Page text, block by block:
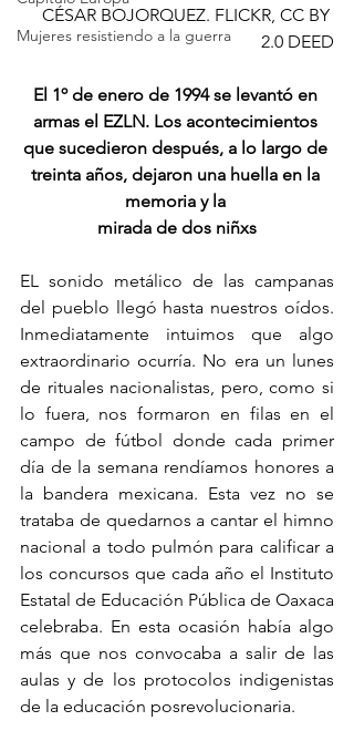
Mujeres resistiendo a la guerra
CÉSAR BOJORQUEZ. FLICKR, CC BY
2.0 DEED
El 1º de enero de 1994 se levantó en
armas el EZLN. Los acontecimientos
que sucedieron después, a lo largo de
treinta años, dejaron una huella en la
memoria y la
mirada de dos niñxs
EL sonido metálico de las campanas
del pueblo llegó hasta nuestros oídos.
Inmediatamente intuimos que algo
extraordinario ocurría. No era un lunes
de rituales nacionalistas, pero, como si
lo fuera, nos formaron en filas en el
campo de fútbol donde cada primer
día de la semana rendíamos honores a
la bandera mexicana. Esta vez no se
trataba de quedarnos a cantar el himno
nacional a todo pulmón para calificar a
los concursos que cada año el Instituto
Estatal de Educación Pública de Oaxaca
celebraba. En esta ocasión había algo
más que nos convocaba a salir de las
aulas y de los protocolos indigenistas
de la educación posrevolucionaria.